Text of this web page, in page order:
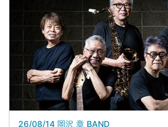
26/08/14 岡沢 章 BAND